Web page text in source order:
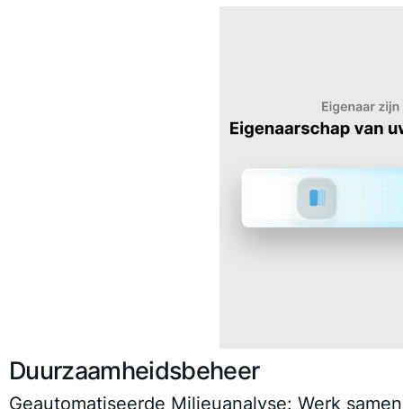
Duurzaamheidsbeheer
Geautomatiseerde Milieuanalyse: Werk samen